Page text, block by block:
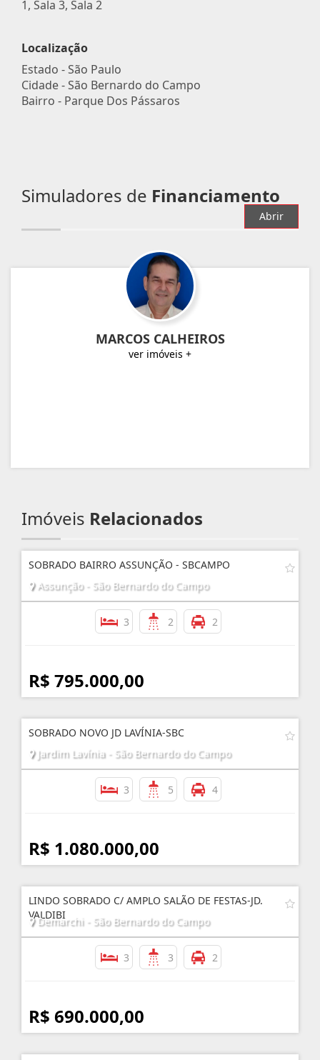
1, Sala 3, Sala 2
Localização
Estado -São Paulo
Cidade -São Bernardo do Campo
Bairro - Parque Dos Pássaros
Simuladores de Financiamento
Abrir
MARCOS CALHEIROS
ver imóveis +
Imóveis Relacionados
SOBRADO BAIRRO ASSUNÇÃO - SBCAMPO
Assunção - São Bernardo do Campo
3 2 2
R$ 795.000,00
SOBRADO NOVO JD LAVÍNIA-SBC
Jardim Lavínia - São Bernardo do Campo
3 5 4
R$ 1.080.000,00
LINDO SOBRADO C/ AMPLO SALÃO DE FESTAS-JD.
VALDIBI
Demarchi - São Bernardo do Campo
3 3 2
R$ 690.000,00